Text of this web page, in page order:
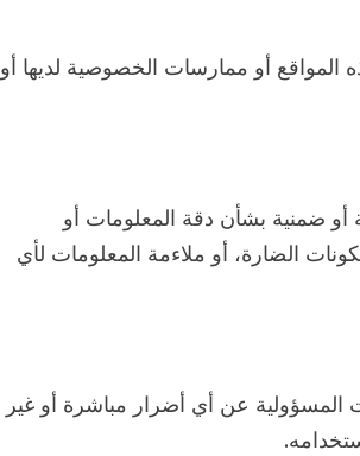
أو ممارسات الخصوصية لديها أو
ضمنية بشأن دقة المعلومات أو
الضارة، أو ملاءمة المعلومات لأي
المسؤولية عن أي أضرار مباشرة أو غير